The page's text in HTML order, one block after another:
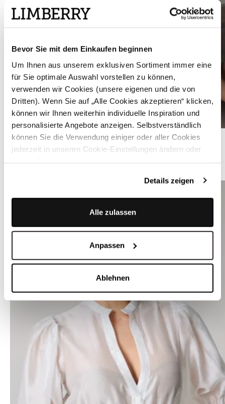
Bevor Sie mit dem Einkaufen beginnen
Um Ihnen aus unserem exklusiven Sortiment immer eine
für Sie optimale Auswahl vorstellen zu können,
verwenden wir Cookies (unsere eigenen und die von
Dritten). Wenn Sie auf „Alle Cookies akzeptieren“ klicken,
können wir Ihnen weiterhin individuelle Inspiration und
personalisierte Angebote anzeigen. Selbstverständlich
können Sie die Verwendung einiger oder aller Cookies
jederzeit in unseren Cookie-Einstellungen ändern oder
Details zeigen
Alle zulassen
Anpassen
Ablehnen
Moosgrünes Dirndl mit Velours-Mieder - ISOBEL MOSSY GREEN
WEITERE DIRNDLBLUSEN